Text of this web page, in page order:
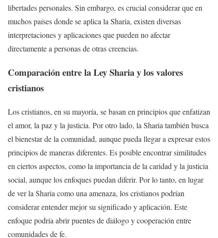
libertades personales. Sin embargo, es crucial considerar que en
muchos países donde se aplica la Sharia, existen diversas
interpretaciones y aplicaciones que pueden no afectar
directamente a personas de otras creencias.
Comparación entre laLey Shariay los valores
cristianos
Los cristianos, en su mayoría, se basan en principios que enfatizan
el amor, la paz y la justicia. Por otro lado, la Sharia también busca
el bienestar de la comunidad, aunque pueda llegar a expresar estos
principios de maneras diferentes. Es posible encontrar similitudes
en ciertos aspectos, como la importancia de la caridad y la justicia
social, aunque los enfoques puedan diferir. Por lo tanto, en lugar
de ver la Sharia como una amenaza, los cristianos podrían
considerar entender mejor su significado y aplicación. Este
enfoque podría abrir puentes de diálogo y cooperación entre
comunidades de fe.